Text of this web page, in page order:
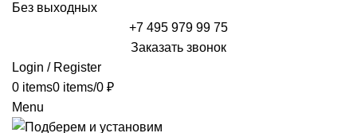
Без выходных
+7 495 979 99 75
Заказать звонок
Login / Register
0 items0 items/0 ₽
Menu